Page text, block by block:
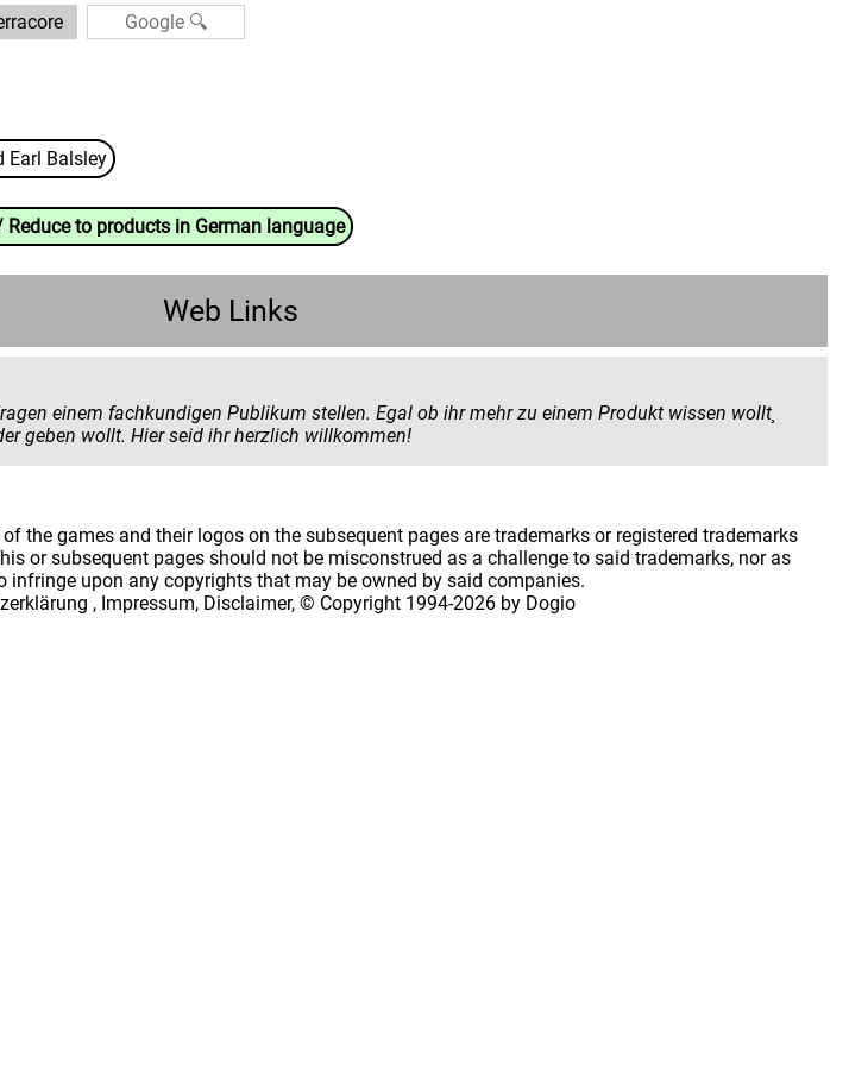
Earl Balsley
to products in German language
Web Links
Publikum stellen. Egal ob ihr mehr zu einem Produkt wissen wollt¸
einen Ratschlag zum Spielen sucht... oder geben wollt. Hier seid ihr herzlich willkommen!
the games and their logos on the subsequent pages are trademarks or registered trademarks
or subsequent pages should not be misconstrued as a challenge to said trademarks, nor as
infringe upon any copyrights that may be owned by said companies.
, Impressum, Disclaimer, © Copyright 1994-2026 by Dogio